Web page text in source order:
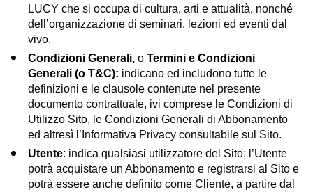
LUCY che si occupa di cultura, arti e attualità, nonché
dell’organizzazione di seminari, lezioni ed eventi dal
vivo.
Condizioni Generali,oTermini e Condizioni
Generali (o T&C): indicano ed includono tutte le
definizioni e le clausole contenute nel presente
documento contrattuale, ivi comprese le Condizioni di
Utilizzo Sito, le Condizioni Generali di Abbonamento
ed altresì l’Informativa Privacy consultabile sul Sito.
Utente: indica qualsiasi utilizzatore del Sito; l’Utente
potrà acquistare un Abbonamento e registrarsi al Sito e
potrà essere anche definito come Cliente, a partire dal